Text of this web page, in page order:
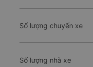
Số lượng chuyến xe
Số lượng nhà xe